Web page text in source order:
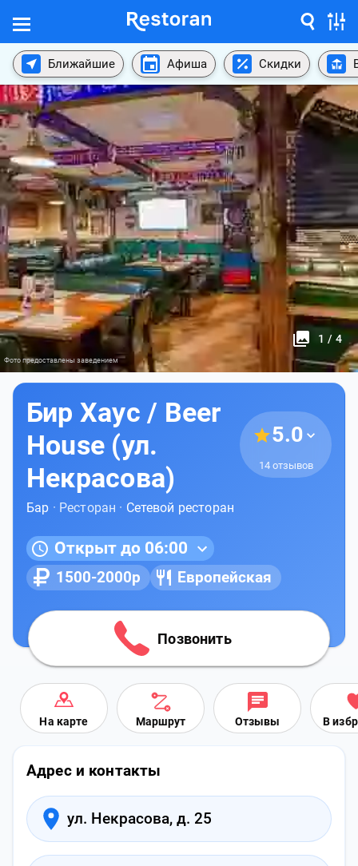
Ближайшие Афиша Скидки
1 / 4
Фото предоставлены заведением
Бир Хаус / Beer
House (ул.
Некрасова)
5.0
14 отзывов
Бар · Ресторан · Сетевой ресторан
Открыт до 06:00
1500-2000р Европейская
Позвонить
На карте Маршрут Отзывы В
Адрес и контакты
ул. Некрасова, д. 25